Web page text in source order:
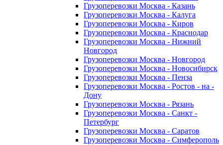
Грузоперевозки Москва - Казань
Грузоперевозки Москва - Калуга
Грузоперевозки Москва - Киров
Грузоперевозки Москва - Краснодар
Грузоперевозки Москва - Нижний
Новгород
Грузоперевозки Москва - Новгород
Грузоперевозки Москва - Новосибирск
Грузоперевозки Москва - Пенза
Грузоперевозки Москва - Ростов - на -
Дону
Грузоперевозки Москва - Рязань
Грузоперевозки Москва - Санкт -
Петербург
Грузоперевозки Москва - Саратов
Грузоперевозки Москва - Симферополь